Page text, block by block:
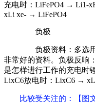
充电时：LiFePO4 → Li1-
xLi xe- → LiFePO4
负极
负极资料：多选用
非常好的资料。负极反响
是怎样进行工作的充电时
LixC6放电时：LixC6 →
比较受关注的 ：【图